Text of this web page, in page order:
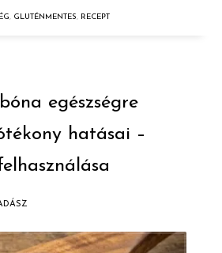
, GLUTÉNMENTES, RECEPT
egészségre
hatásai –